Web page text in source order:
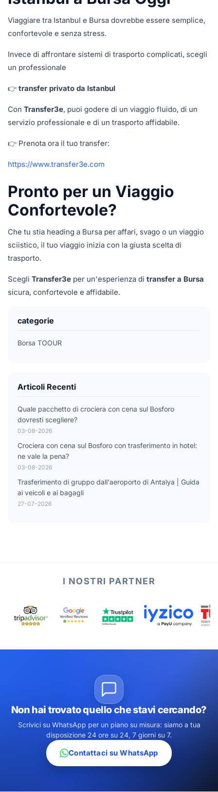
Viaggiare tra Istanbul e Bursa dovrebbe essere semplice,
confortevole e senza stress.
Invece di affrontare sistemi di trasporto complicati, scegli
un professionale
👉 transfer privato da Istanbul
Con Transfer3e, puoi godere di un viaggio fluido, di un
servizio professionale e di un trasporto affidabile.
👉 Prenota ora il tuo transfer:
https://www.transfer3e.com
Pronto per un Viaggio
Confortevole?
Che tu stia heading a Bursa per affari, svago o un viaggio
sciistico, il tuo viaggio inizia con la giusta scelta di
trasporto.
Scegli Transfer3e per un'esperienza di transfer a Bursa
sicura, confortevole e affidabile.
categorie
Borsa TOOUR
Articoli Recenti
Quale pacchetto di crociera con cena sul Bosforo
dovresti scegliere?
03-08-2026
Crociera con cena sul Bosforo con trasferimento in hotel:
ne vale la pena?
03-08-2026
Trasferimento di gruppo dall'aeroporto di Antalya | Guida
ai veicoli e ai bagagli
27-07-2026
I NOSTRI PARTNER
Non hai trovato quello che stavi cercando?
Scrivici su WhatsApp per un piano su misura: siamo a tua
disposizione 24 ore su 24, 7 giorni su 7.
Contattaci su WhatsApp